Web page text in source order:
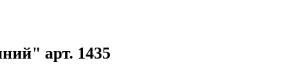
арт. 1435